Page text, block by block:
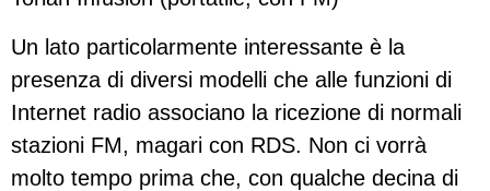
Un lato particolarmente interessante è la
presenza di diversi modelli che alle funzioni di
Internet radio associano la ricezione di normali
stazioni FM, magari con RDS. Non ci vorrà
molto tempo prima che, con qualche decina di